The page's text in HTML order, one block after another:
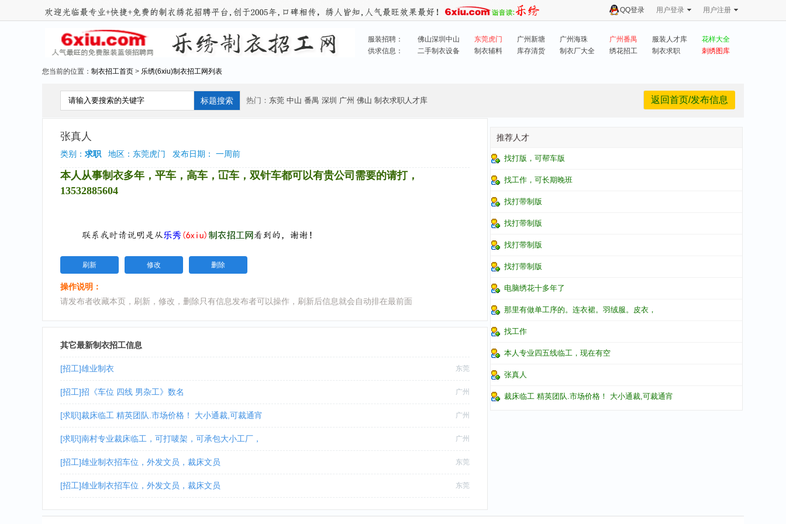
用户登录 用户注册
QQ登录
服装招聘：
供求信息：
佛山深圳中山
二手制衣设备
东莞虎门
制衣辅料
广州新塘
库存清货
广州海珠
制衣厂大全
广州番禺
绣花招工
服装人才库
制衣求职
花样大全
刺绣图库
您当前的位置： 制衣招工首页 > 乐绣(6xiu)制衣招工网列表
热门： 东莞 中山 番禺 深圳 广州 佛山 制衣求职人才库 返回首页/发布信息
张真人
类别： 求职 地区：东莞虎门 发布日期： 一周前
本人从事制衣多年，平车，高车，冚车，双针车都可以有贵公司需要的请打，
13532885604
刷新 修改 删除
操作说明：
请发布者收藏本页，刷新，修改，删除只有信息发布者可以操作，刷新后信息就会自动排在最前面
其它最新制衣招工信息
[招工]雄业制衣 东莞
[招工]招《车位 四线 男杂工》数名 广州
[求职]裁床临工 精英团队.市场价格！ 大小通裁,可裁通宵 广州
[求职]南村专业裁床临工，可打唛架，可承包大小工厂， 广州
[招工]雄业制衣招车位，外发文员，裁床文员 东莞
[招工]雄业制衣招车位，外发文员，裁床文员 东莞
推荐人才
找打版，可帮车版
找工作，可长期晚班
找打带制版
找打带制版
找打带制版
找打带制版
电脑绣花十多年了
那里有做单工序的。连衣裙。羽绒服。皮衣，
找工作
本人专业四五线临工，现在有空
张真人
裁床临工 精英团队.市场价格！ 大小通裁,可裁通宵